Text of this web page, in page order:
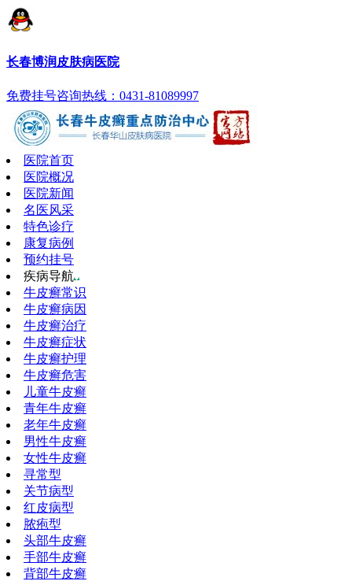
长春博润皮肤病医院
免费挂号咨询热线：0431-81089997
医院首页
医院概况
医院新闻
名医风采
特色诊疗
康复病例
预约挂号
疾病导航
牛皮癣常识
牛皮癣病因
牛皮癣治疗
牛皮癣症状
牛皮癣护理
牛皮癣危害
儿童牛皮癣
青年牛皮癣
老年牛皮癣
男性牛皮癣
女性牛皮癣
寻常型
关节病型
红皮病型
脓疱型
头部牛皮癣
手部牛皮癣
背部牛皮癣